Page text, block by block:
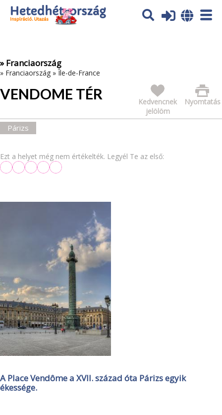
Az oldal sütiket (cookies) használ. További tájékoztatás itt:
Adatvédelmi tájékoztató
» Franciaország
» Franciaország » Île-de-France
VENDOME TÉR Nyomtatás
Kedvencnek
jelölöm
Párizs
Ezt a helyet még nem értékelték. Legyél Te az első:
A Place Vendôme a XVII. század óta Párizs egyik
ékessége.